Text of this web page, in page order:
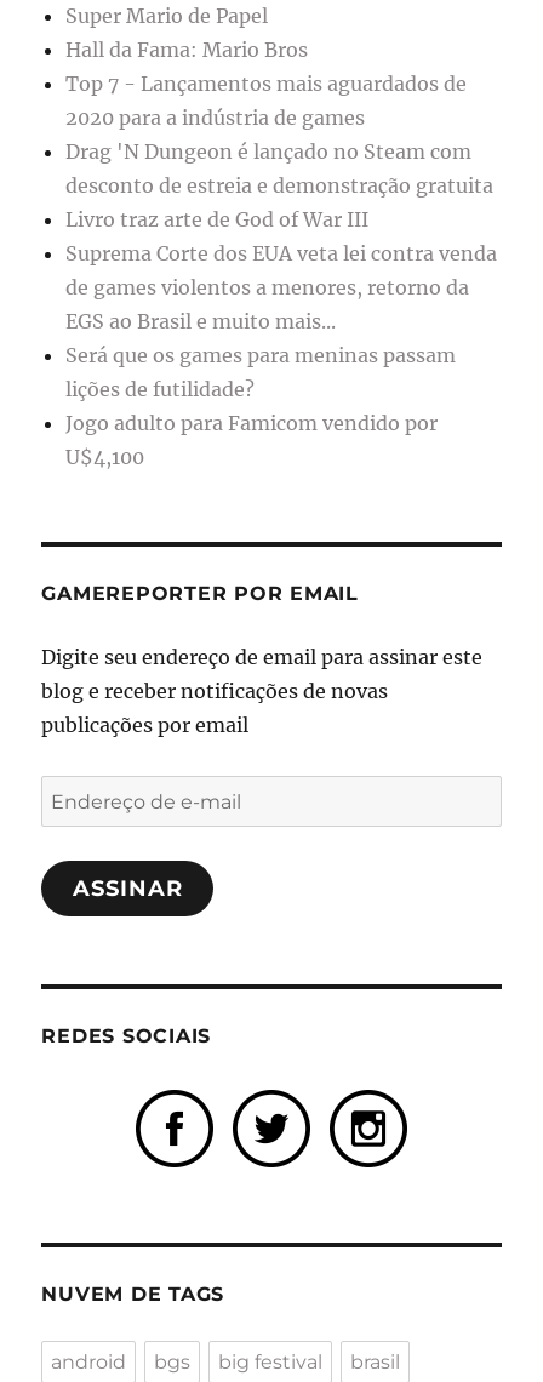
Super Mario de Papel
Hall da Fama: Mario Bros
Top 7 - Lançamentos mais aguardados de
2020 para a indústria de games
Drag 'N Dungeon é lançado no Steam com
desconto de estreia e demonstração gratuita
Livro traz arte de God of War III
Suprema Corte dos EUA veta lei contra venda
de games violentos a menores, retorno da
EGS ao Brasil e muito mais...
Será que os games para meninas passam
lições de futilidade?
Jogo adulto para Famicom vendido por
U$4,100
GAMEREPORTER POR EMAIL
Digite seu endereço de email para assinar este
blog e receber notificações de novas
publicações por email
Endereço
de
e-
mailASSINAR
REDES SOCIAIS
NUVEM DE TAGS
android bgs big festival brasil